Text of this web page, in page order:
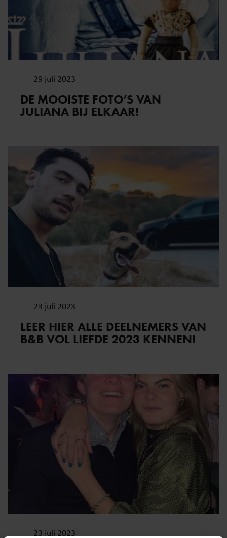
29 juli 2023
DE MOOISTE FOTO’S VAN
JULIANA BIJ ELKAAR!
23 juli 2023
LEER HIER ALLE DEELNEMERS VAN
B&B VOL LIEFDE 2023 KENNEN!
23 juli 2023